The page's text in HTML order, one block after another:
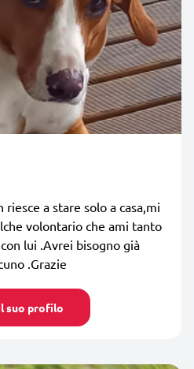
a stare solo a casa,mi
volontario che ami tanto
lui .Avrei bisogno già
.Grazie
suo profilo